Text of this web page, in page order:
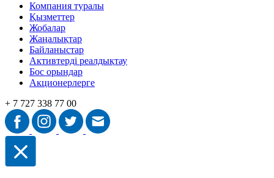
Компания туралы
Қызметтер
Жобалар
Жаңалықтар
Байланыстар
Активтерді реалдықтау
Бос орындар
Акционерлерге
+ 7 727 338 77 00